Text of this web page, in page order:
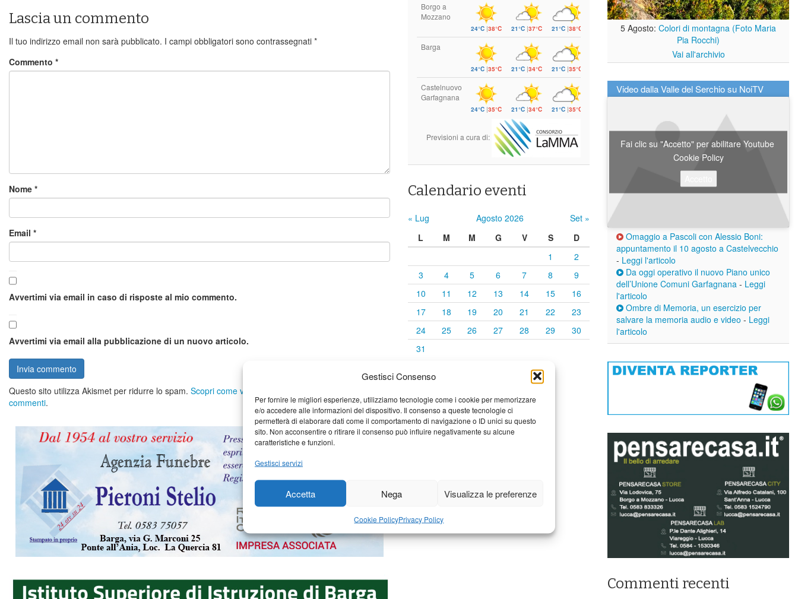
Gestisci Consenso
Per fornire le migliori esperienze, utilizziamo tecnologie come i cookie per memorizzare
e/o accedere alle informazioni del dispositivo. Il consenso a queste tecnologie ci
permetterà di elaborare dati come il comportamento di navigazione o ID unici su questo
sito. Non acconsentire o ritirare il consenso può influire negativamente su alcune
caratteristiche e funzioni.
Gestisci servizi
Accetta Nega Visualizza le preferenze
Cookie PolicyPrivacy Policy
Lascia un commento
Il tuo indirizzo email non sarà pubblicato. I campi obbligatori sono contrassegnati *
Commento *
Nome *
Email *
Avvertimi via email in caso di risposte al mio commento.
Avvertimi via email alla pubblicazione di un nuovo articolo.
Questo sito utilizza Akismet per ridurre lo spam. Scopri come vengono elaborati i dati derivati dai
commenti.
Borgo a
Mozzano
24°C |38°C 21°C |37°C 21°C |38°C
Barga
24°C |35°C 21°C |34°C 21°C |35°C
Castelnuovo
Garfagnana
24°C |35°C 21°C |34°C 21°C |35°C
Previsioni a cura di:
Calendario eventi
« Lug Agosto 2026
Set »
L
M M G V S
D
1
2
3
4 5 6 7 8
9
10
11 12 13 14 15
16
17
18 19 20 21 22
23
24
25 26 27 28 29
30
31
5 Agosto: Colori di montagna (Foto Maria
Pia Rocchi)
Vai all'archivio
Video dalla Valle del Serchio su NoiTV
Fai clic su "Accetto" per abilitare Youtube
Cookie Policy
Omaggio a Pascoli con Alessio Boni:
appuntamento il 10 agosto a Castelvecchio
- Leggi l'articolo
Da oggi operativo il nuovo Piano unico
dell’Unione Comuni Garfagnana - Leggi
l'articolo
Ombre di Memoria, un esercizio per
salvare la memoria audio e video - Leggi
l'articolo
Commenti recenti